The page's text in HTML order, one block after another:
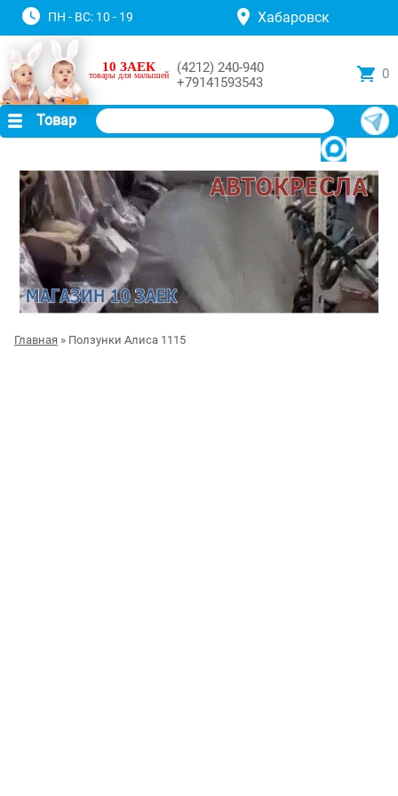
ПН - ВС: 10 - 19 Хабаровск
10 ЗАЕК
товары для малышей
(4212) 240-940
+79141593543
0
Товар
Главная » Ползунки Алиса 1115